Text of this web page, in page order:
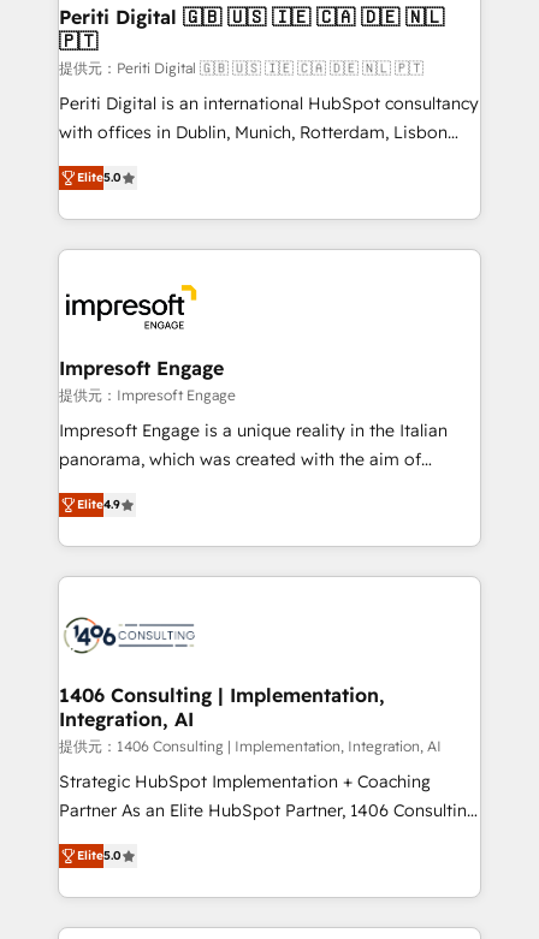
products and strategies that actually make a
difference.
Periti Digital 🇬🇧 🇺🇸 🇮🇪 🇨🇦 🇩🇪 🇳🇱
🇵🇹
提供元：Periti Digital 🇬🇧 🇺🇸 🇮🇪 🇨🇦 🇩🇪 🇳🇱 🇵🇹
Periti Digital is an international HubSpot consultancy
with offices in Dublin, Munich, Rotterdam, Lisbon
and New York. 🔎 We are focused on enhancing
revenue-generation strategies for clients through
complete integration of core business processes
and systems (such as ERP and e-commerce
results. 🎯 We present a solution-centric approach
and we're focused on HubSpot. We work with some
of HubSpot's most important customers to generate
value from the platform in the long term. 🤖 We have
worked 400+ HubSpot customers across industries
but specialise in the more complex projects where
represent key aspects of the project's success.
Elite5.0
Impresoft Engage
提供元：Impresoft Engage
Impresoft Engage is a unique reality in the Italian
panorama, which was created with the aim of
putting Customer Experience at the center by
creating digital environments capable of integrating
people, processes and data. We offer the best
digital solutions on the market, ranging from CRM
marketing automation to online and offline sales
allowing companies to optimize processes and meet
the needs of the customer. We are part of Impresoft
Group, a group of specialized and complementary
companies that divide their offer into 4
Competence Centers: Smart Manufacturing,
The synergies generated by these integrations,
together with the combination of talents, skills,
Elite4.9
1406 Consulting | Implementation,
Integration, AI
提供元：1406 Consulting | Implementation, Integration, AI
Strategic HubSpot Implementation + Coaching
Partner As an Elite HubSpot Partner, 1406 Consulting
helps mid-market revenue teams transform how
they sell, market, and serve. We don't just build your
HubSpot—we teach your team to own it, then stay
to help you keep winning. What We Do ⚙️ CRM
Elite5.0